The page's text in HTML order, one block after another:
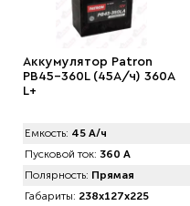
Аккумулятор Patron
PB45-360L (45А/ч) 360A
L+
Емкость: 45 А/ч
Пусковой ток: 360 А
Полярность: Прямая
Габариты: 238x127x225